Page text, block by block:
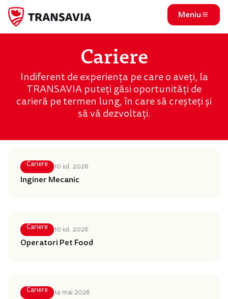
Meniu
Cariere
Indiferent de experiența pe care o aveți, la
TRANSAVIA puteți găsi oportunități de
carieră pe termen lung, în care să creșteți și
să vă dezvoltați.
Cariere 10 iul. 2026
Inginer Mecanic
Cariere 10 iul. 2026
Operatori Pet Food
Cariere 14 mai 2026